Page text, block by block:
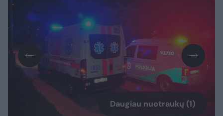
Daugiau nuotraukų (1)